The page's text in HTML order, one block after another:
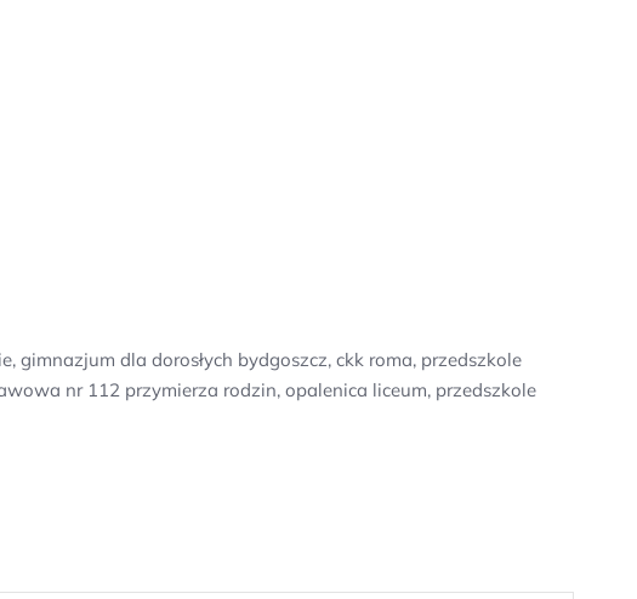
gimnazjum dla dorosłych bydgoszcz, ckk roma, przedszkole
nr 112 przymierza rodzin, opalenica liceum, przedszkole